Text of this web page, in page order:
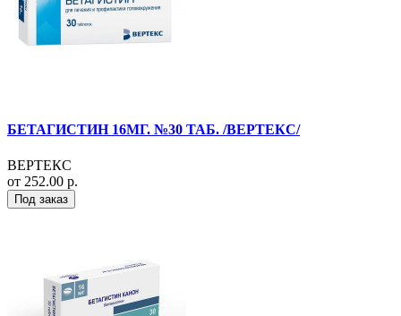
БЕТАГИСТИН 16МГ. №30 ТАБ. /ВЕРТЕКС/
ВЕРТЕКС
от 252.00 р.
Под заказ